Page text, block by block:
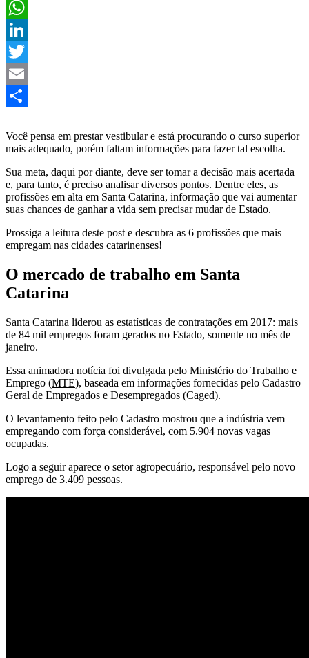
Facebook
WhatsApp
LinkedIn
Twitter
Email
Você pensa em prestarvestibulare está procurando o curso superior
mais adequado, porém faltam informações para fazer tal escolha.
Sua meta, daqui por diante, deve ser tomar a decisão mais acertada
e, para tanto, é preciso analisar diversos pontos. Dentre eles, as
profissões em alta em Santa Catarina, informação que vai aumentar
suas chances de ganhar a vida sem precisar mudar de Estado.
Prossiga a leitura deste post e descubra as 6 profissões que mais
empregam nas cidades catarinenses!
O mercado de trabalho em Santa
Catarina
Santa Catarina liderou as estatísticas de contratações em 2017: mais
de 84 mil empregos foram gerados no Estado, somente no mês de
janeiro.
Essa animadora notícia foi divulgada pelo Ministério do Trabalho e
Emprego (MTE), baseada em informações fornecidas pelo Cadastro
Geral de Empregados e Desempregados (Caged).
O levantamento feito pelo Cadastro mostrou que a indústria vem
empregando com força considerável, com 5.904 novas vagas
ocupadas.
Logo a seguir aparece o setor agropecuário, responsável pelo novo
emprego de 3.409 pessoas.